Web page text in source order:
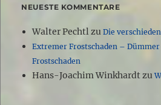
NEUESTE KOMMENTARE
Walter Pechtlzu Die
Extremer Frostschaden –
Frostschaden
Hans-Joachim Winkhardtzu